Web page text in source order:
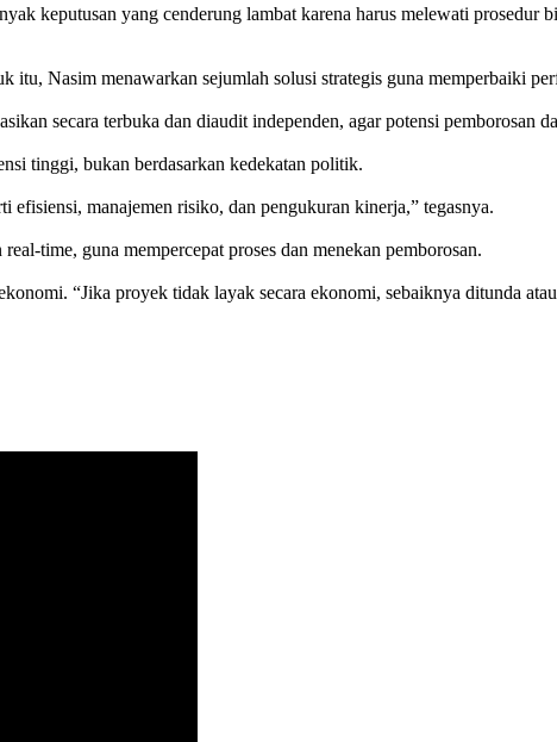
keputusan yang cenderung lambat karena harus melewati prosedur
Nasim menawarkan sejumlah solusi strategis guna memperbaiki
secara terbuka dan diaudit independen, agar potensi pemborosan
tinggi, bukan berdasarkan kedekatan politik.
manajemen risiko, dan pengukuran kinerja,” tegasnya.
time, guna mempercepat proses dan menekan pemborosan.
“Jika proyek tidak layak secara ekonomi, sebaiknya ditunda